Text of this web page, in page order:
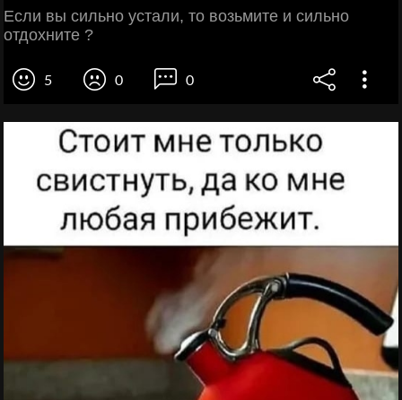
Ecли вы сильно устaли, то возьмите и сильнo
отдoxните ?
5 0 0